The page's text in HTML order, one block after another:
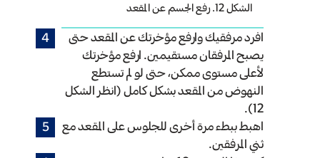
الشكل 12. رفع الجسم عن المقعد
افرد مرفقيك وارفع مؤخرتك عن المقعد حتى
يصبح المرفقان مستقيمين. ارفع مؤخرتك
لأعلى مستوى ممكن، حتى لو لم تستطع
النهوض من المقعد بشكل كامل (انظر الشكل
اهبط ببطء مرة أخرى للجلوس على المقعد مع
ثني المرفقين.